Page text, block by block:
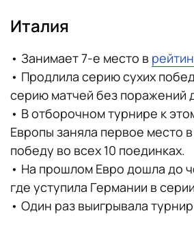
Италия
• Занимает 7-е место в
• Продлила серию сухих
серию матчей без поражений
• В отборочном турнире к
Европы заняла первое место
победу во всех 10 поединках.
• На прошлом Евро дошла до
где уступила Германии в
• Один раз выигрывала